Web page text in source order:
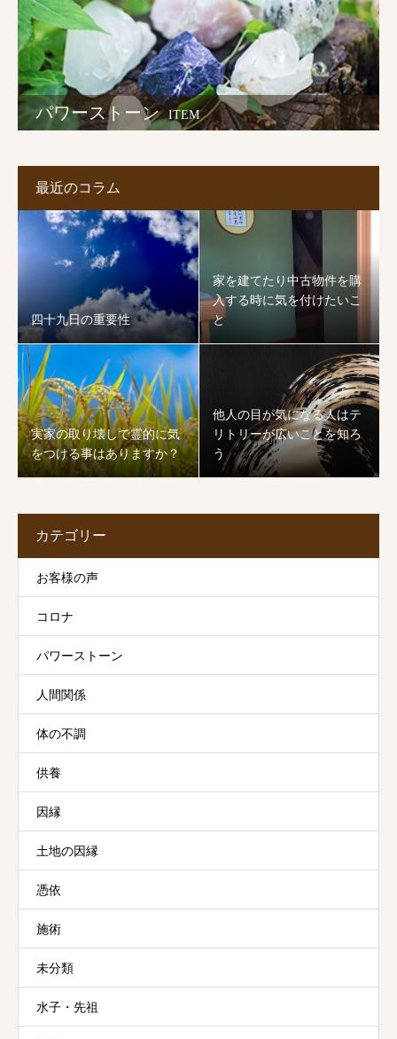
パワーストーン ITEM
最近のコラム
四十九日の重要性
家を建てたり中古物件を購
入する時に気を付けたいこ
と
実家の取り壊しで霊的に気
をつける事はありますか？
他人の目が気になる人はテ
リトリーが広いことを知ろ
う
カテゴリー
お客様の声
コロナ
パワーストーン
人間関係
体の不調
供養
因縁
土地の因縁
憑依
施術
未分類
水子・先祖